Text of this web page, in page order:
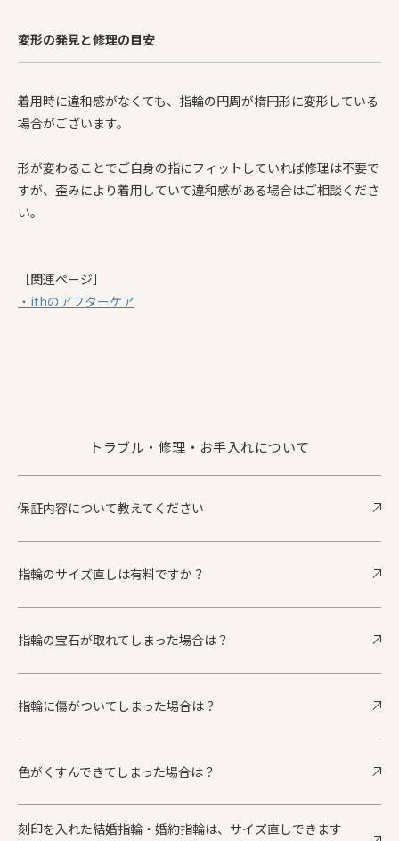
変形の発見と修理の目安
着用時に違和感がなくても、指輪の円周が楕円形に変形している
場合がございます。
形が変わることでご自身の指にフィットしていれば修理は不要で
すが、歪みにより着用していて違和感がある場合はご相談くださ
い。
［関連ページ］
・ithのアフターケア
トラブル・修理・お手入れについて
保証内容について教えてください
指輪のサイズ直しは有料ですか？
指輪の宝石が取れてしまった場合は？
指輪に傷がついてしまった場合は？
色がくすんできてしまった場合は？
刻印を入れた結婚指輪・婚約指輪は、サイズ直しできます